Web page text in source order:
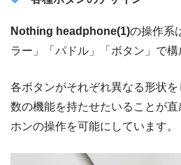
Nothing headphone(1)の操作系
ラー」「パドル」「ボタン」で構
各ボタンがそれぞれ異なる形状
数の機能を持たせたいることが
ホンの操作を可能にしています。